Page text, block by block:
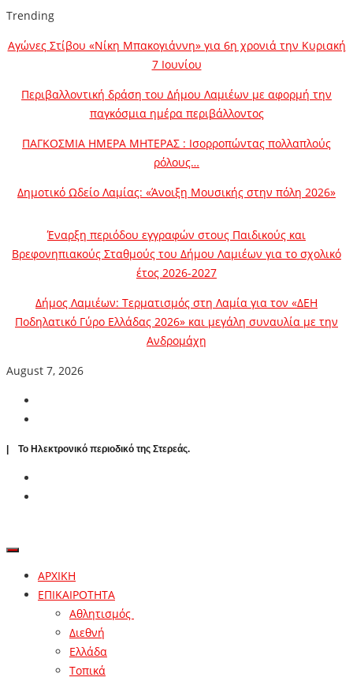
Trending
Αγώνες Στίβου «Νίκη Μπακογιάννη» για 6η χρονιά την Κυριακή
7 Ιουνίου
Περιβαλλοντική δράση του Δήμου Λαμιέων με αφορμή την
παγκόσμια ημέρα περιβάλλοντος
ΠΑΓΚΟΣΜΙΑ ΗΜΕΡΑ ΜΗΤΕΡΑΣ : Ισορροπώντας πολλαπλούς
ρόλους…
Δημοτικό Ωδείο Λαμίας: «Άνοιξη Μουσικής στην πόλη 2026»
Έναρξη περιόδου εγγραφών στους Παιδικούς και
Βρεφονηπιακούς Σταθμούς του Δήμου Λαμιέων για το σχολικό
έτος 2026-2027
Δήμος Λαμιέων: Τερματισμός στη Λαμία για τον «ΔΕΗ
Ποδηλατικό Γύρο Ελλάδας 2026» και μεγάλη συναυλία με την
Ανδρομάχη
August 7, 2026
| To Ηλεκτρονικό περιοδικό της Στερεάς.
ΑΡΧΙΚΗ
ΕΠΙΚΑΙΡΟΤΗΤΑ
Αθλητισμός
Διεθνή
Ελλάδα
Τοπικά